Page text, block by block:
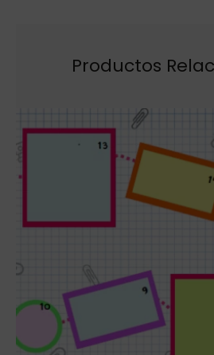
Productos